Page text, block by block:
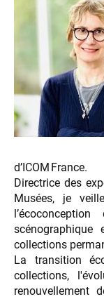
d’ICOM France.
Directrice des
Musées, je
collections
La transition
collections,
renouvellement